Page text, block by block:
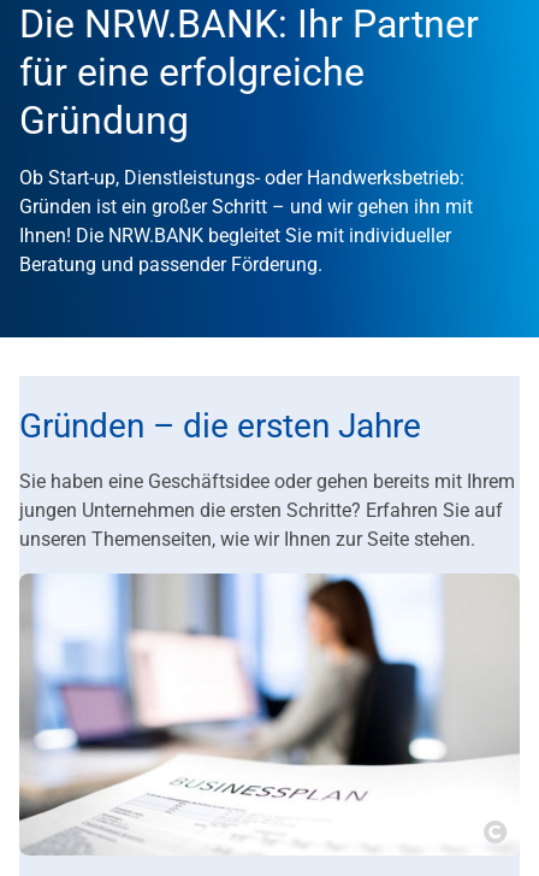
Die NRW.BANK: Ihr Partner
für eine erfolgreiche
Gründung
Ob Start-up, Dienstleistungs- oder Handwerksbetrieb:
Gründen ist ein großer Schritt – und wir gehen ihn mit
Ihnen! Die NRW.BANK begleitet Sie mit individueller
Beratung und passender Förderung.
Gründen – die ersten Jahre
Sie haben eine Geschäftsidee oder gehen bereits mit Ihrem
jungen Unternehmen die ersten Schritte? Erfahren Sie auf
unseren Themenseiten, wie wir Ihnen zur Seite stehen.